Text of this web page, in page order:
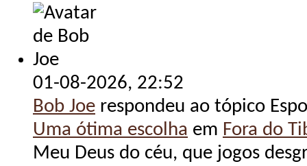
01-08-2026, 22:52
Bob Joe respondeu ao tópico
Uma ótima escolha em Fora do
Meu Deus do céu, que jogos